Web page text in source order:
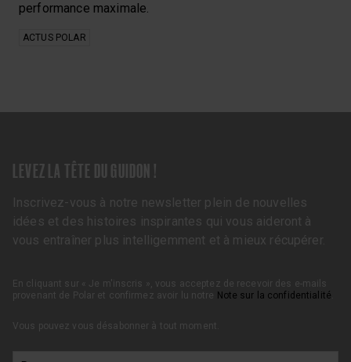
performance maximale.
ACTUS POLAR
LEVEZ LA TÊTE DU GUIDON !
Inscrivez-vous à notre newsletter plein de nouvelles
idées et des histoires inspirantes qui vous aideront à
vous entraîner plus intelligemment et à mieux récupérer.
En cliquant sur « Je m'inscris », vous acceptez de recevoir des e-mails
provenant de Polar et confirmez avoir lu notre Note sur la confidentialité
Vous pouvez vous désabonner à tout moment.